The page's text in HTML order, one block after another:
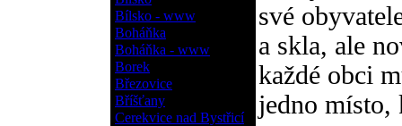
Bílsko - www
Boháňka
Boháňka - www
Borek
Březovice
Bříšťany
Cerekvice nad Bystřicí
své
a skla, ale
každé obci
jedno místo,